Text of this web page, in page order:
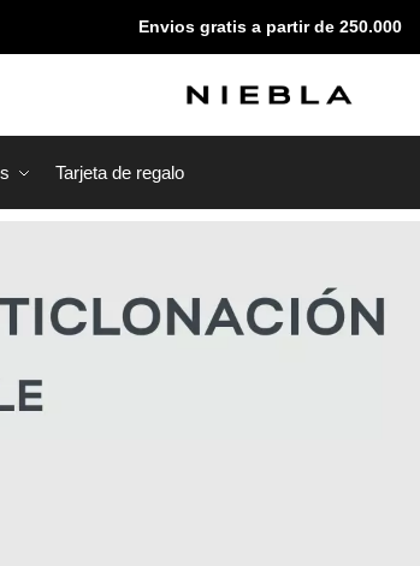
Envios gratis a partir de 250.000
Tarjeta de regalo